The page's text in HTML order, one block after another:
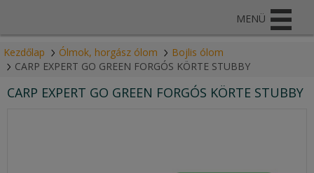
MENÜ
Kezdőlap Ólmok, horgász ólom
Bojlis ólom
CARP EXPERT GO GREEN FORGÓS KÖRTE STUBBY
CARP EXPERT GO GREEN FORGÓS KÖRTE STUBBY